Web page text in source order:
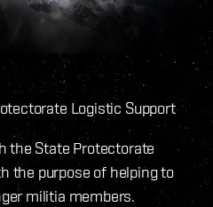
Logistic Support
the State Protectorate
the purpose of helping to
militia members.